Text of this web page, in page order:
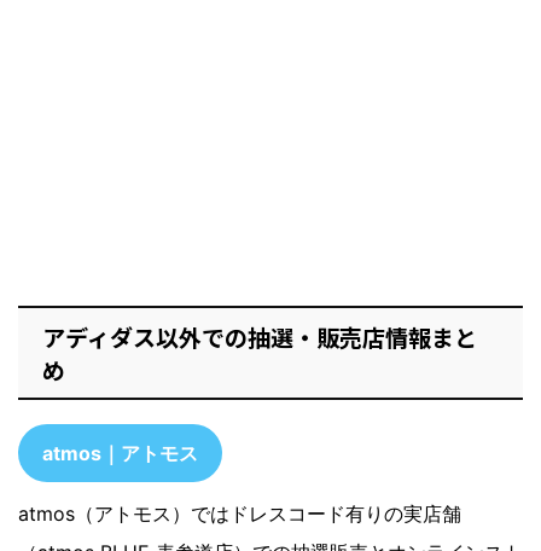
アディダス以外での抽選・販売店情報まと
め
atmos｜アトモス
atmos（アトモス）ではドレスコード有りの実店舗